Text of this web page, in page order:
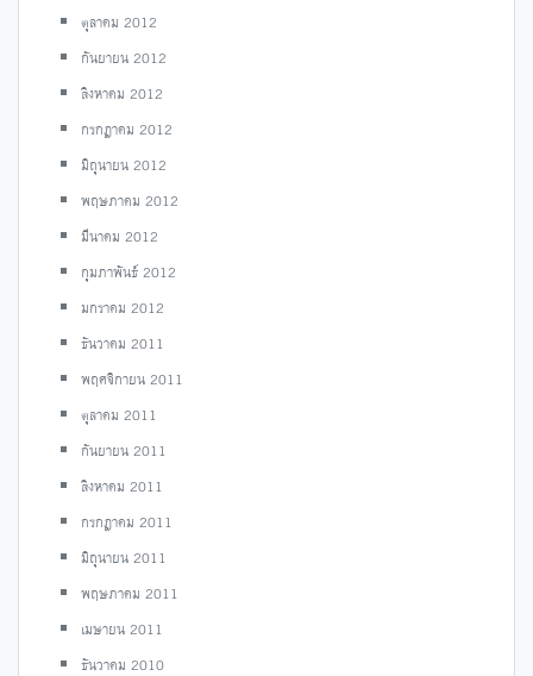
ตุลาคม 2012
กันยายน 2012
สิงหาคม 2012
กรกฎาคม 2012
มิถุนายน 2012
พฤษภาคม 2012
มีนาคม 2012
กุมภาพันธ์ 2012
มกราคม 2012
ธันวาคม 2011
พฤศจิกายน 2011
ตุลาคม 2011
กันยายน 2011
สิงหาคม 2011
กรกฎาคม 2011
มิถุนายน 2011
พฤษภาคม 2011
เมษายน 2011
ธันวาคม 2010